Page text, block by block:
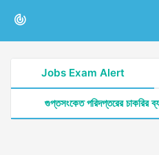
Jobs Exam Alert
গুপ্তসংকেত পরিদপ্তরের চাকরির